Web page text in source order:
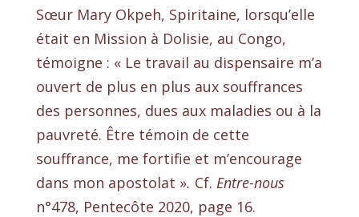
Sœur Mary Okpeh, Spiritaine, lorsqu’elle
était en Mission à Dolisie, au Congo,
témoigne : « Le travail au dispensaire m’a
ouvert de plus en plus aux souffrances
des personnes, dues aux maladies ou à la
pauvreté. Être témoin de cette
souffrance, me fortifie et m’encourage
dans mon apostolat ». Cf. Entre-nous
n°478, Pentecôte 2020, page 16.